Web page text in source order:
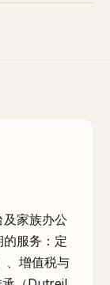
及家族办公
服务：定
、增值税与